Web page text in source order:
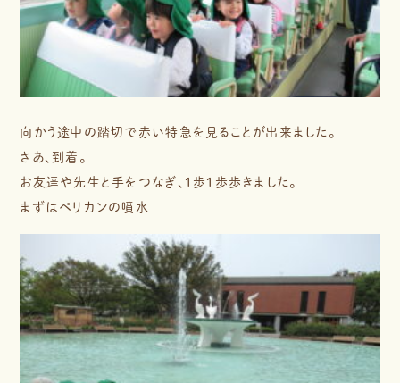
向かう途中の踏切で赤い特急を見ることが出来ました。
さあ、到着。
お友達や先生と手をつなぎ、１歩１歩歩きました。
まずはペリカンの噴水